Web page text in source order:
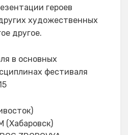
героев
художественных
другое.
в основных
фестиваля
(Хабаровск)